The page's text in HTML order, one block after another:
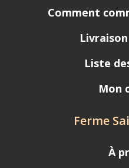
Comment
Liste
Mon
Ferme
À